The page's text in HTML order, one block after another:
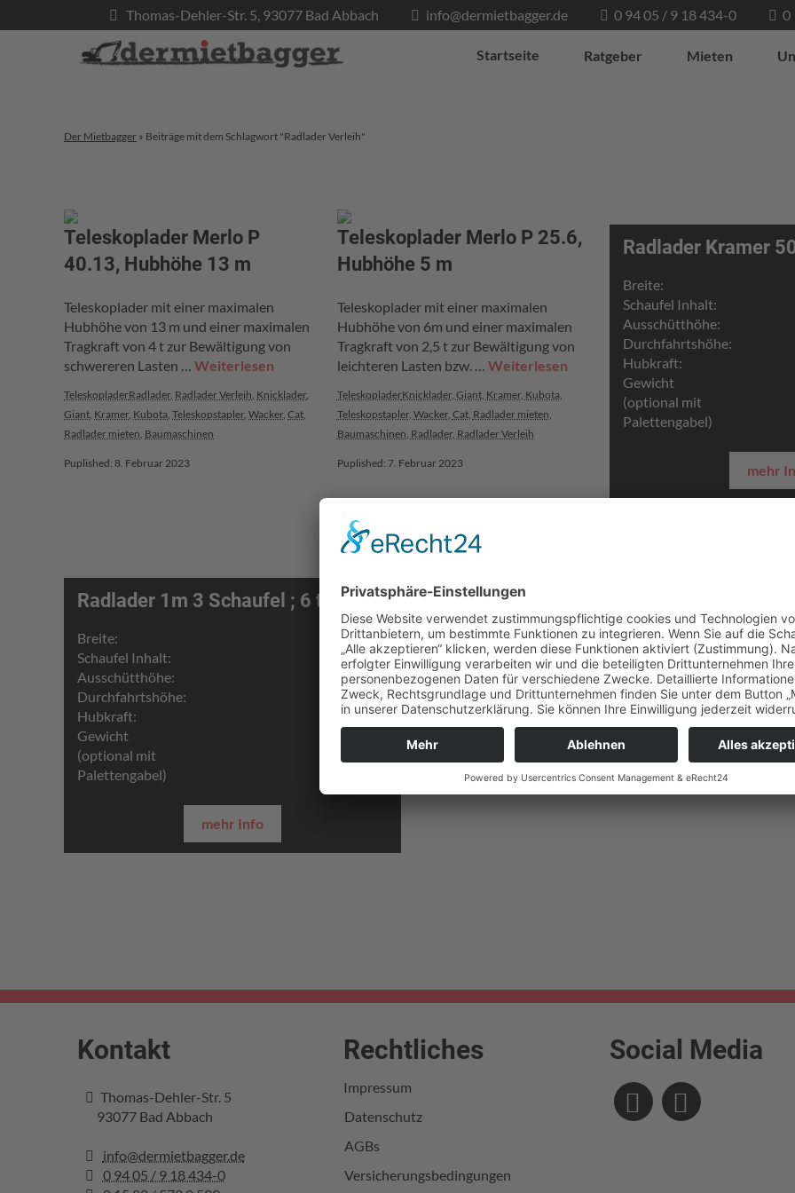
Thomas-Dehler-Str. 5, 93077 Bad Abbach info@dermietbagger.de 0 94 05 / 9 18 434-0 0
Startseite Ratgeber Mieten
Der Mietbagger » Beiträge mit dem Schlagwort "Radlader Verleih"
Teleskoplader Merlo P
40.13, Hubhöhe 13 m
Teleskoplader mit einer maximalen
Hubhöhe von 13 m und einer maximalen
Tragkraft von 4 t zur Bewältigung von
schwereren Lasten … Weiterlesen
TeleskopladerRadlader, Radlader Verleih, Knicklader,
Giant, Kramer, Kubota, Teleskopstapler, Wacker, Cat,
Radlader mieten, Baumaschinen
Puplished: 8. Februar 2023
Teleskoplader Merlo P 25.6,
Hubhöhe 5 m
Teleskoplader mit einer maximalen
Hubhöhe von 6m und einer maximalen
Tragkraft von 2,5 t zur Bewältigung von
leichteren Lasten bzw. … Weiterlesen
TeleskopladerKnicklader, Giant, Kramer, Kubota,
Teleskopstapler, Wacker, Cat, Radlader mieten,
Baumaschinen, Radlader, Radlader Verleih
Puplished: 7. Februar 2023
Radlader Kramer
Breite:
Schaufel Inhalt:
Ausschütthöhe:
Durchfahrtshöhe:
Hubkraft:
Gewicht
(optional mit
Palettengabel)
mehr
Radlader 1m 3 Schaufel ; 6 t Kubota
Breite:
210 cm
Schaufel Inhalt:
ca. 900 l
Ausschütthöhe:
295 cm
Durchfahrtshöhe:
280 cm
Hubkraft:
2 t
Gewicht
(optional mit
Palettengabel)
mehr Info
Kontakt
Thomas-Dehler-Str. 5
93077 Bad Abbach
info@dermietbagger.de
0 94 05 / 9 18 434-0
Rechtliches
Impressum
Datenschutz
AGBs
Versicherungsbedingungen
Social Media
Facebook